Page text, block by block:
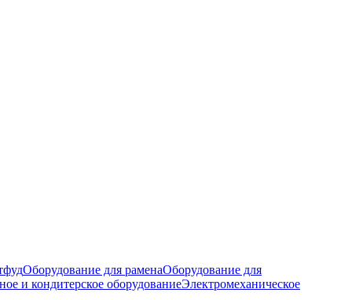
Оборудование для раменаОборудование для
и кондитерское оборудованиеЭлектромеханическое